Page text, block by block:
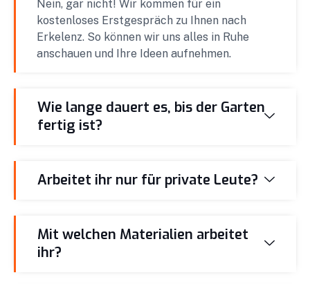
Nein, gar nicht! Wir kommen für ein
kostenloses Erstgespräch zu Ihnen nach
Erkelenz. So können wir uns alles in Ruhe
anschauen und Ihre Ideen aufnehmen.
Wie lange dauert es, bis der Garten
fertig ist?
Arbeitet ihr nur für private Leute?
Mit welchen Materialien arbeitet
ihr?